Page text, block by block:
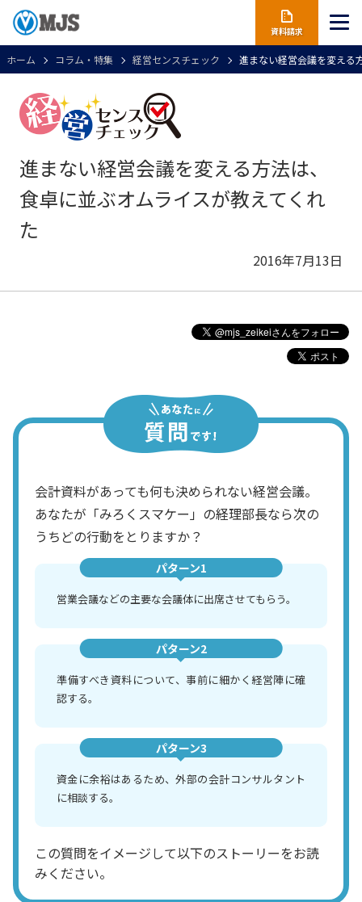
資料請求
ホーム コラム・特集 経営センスチェック 進まない経営会議を変える
進まない経営会議を変える方法は、
食卓に並ぶオムライスが教えてくれ
た
2016年7月13日
会計資料があっても何も決められない経営会議。
あなたが「みろくスマケー」の経理部長なら次の
うちどの行動をとりますか？
パターン1
営業会議などの主要な会議体に出席させてもらう。
パターン2
準備すべき資料について、事前に細かく経営陣に確
認する。
パターン3
資金に余裕はあるため、外部の会計コンサルタント
に相談する。
この質問をイメージして以下のストーリーをお読
みください。